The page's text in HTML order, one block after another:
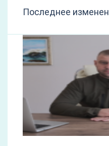
Последнее